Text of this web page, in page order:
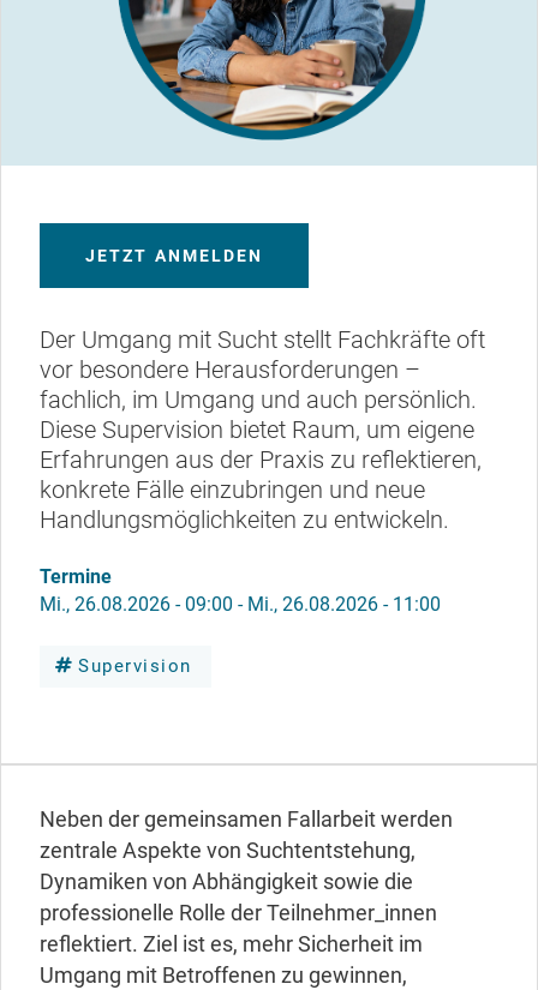
JETZT ANMELDEN
Der Umgang mit Sucht stellt Fachkräfte oft
vor besondere Herausforderungen –
fachlich, im Umgang und auch persönlich.
Diese Supervision bietet Raum, um eigene
Erfahrungen aus der Praxis zu reflektieren,
konkrete Fälle einzubringen und neue
Handlungsmöglichkeiten zu entwickeln.
Termine
Mi., 26.08.2026 - 09:00 - Mi., 26.08.2026 - 11:00
Supervision
Neben der gemeinsamen Fallarbeit werden
zentrale Aspekte von Suchtentstehung,
Dynamiken von Abhängigkeit sowie die
professionelle Rolle der Teilnehmer_innen
reflektiert. Ziel ist es, mehr Sicherheit im
Umgang mit Betroffenen zu gewinnen,